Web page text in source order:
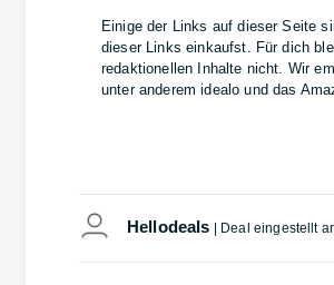
Einige der Links auf dieser Seite
dieser Links einkaufst. Für dich
redaktionellen Inhalte nicht. Wir
unter anderem idealo und das
Hellodeals | Deal eingestellt